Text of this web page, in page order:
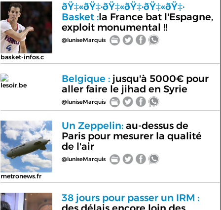
basket-infos.c
ðŸ‡«ðŸ‡·ðŸ‡«ðŸ‡·ðŸ‡«ðŸ‡·
Basket :la France bat l'Espagne,
exploit monumental !!
@luniseMarquis
lesoir.be
Belgique :jusqu'à 5000€ pour
aller faire le jihad en Syrie
@luniseMarquis
metronews.fr
Un Zeppelin:au-dessus de
Paris pour mesurer la qualité
de l'air
@luniseMarquis
38 jours pour passer un IRM :